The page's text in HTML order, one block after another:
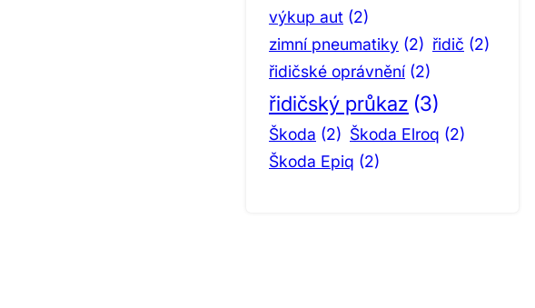
výkup aut (2)
zimní pneumatiky (2) řidič (2)
řidičské oprávnění (2)
řidičský průkaz (3)
Škoda (2) Škoda Elroq (2)
Škoda Epiq (2)